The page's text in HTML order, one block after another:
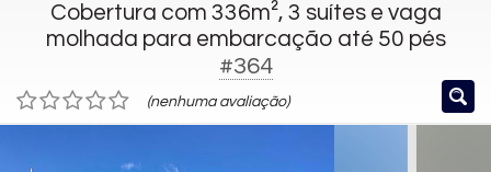
Cobertura com 336m², 3 suítes e vaga
molhada para embarcação até 50 pés
#364
(nenhuma avaliação)